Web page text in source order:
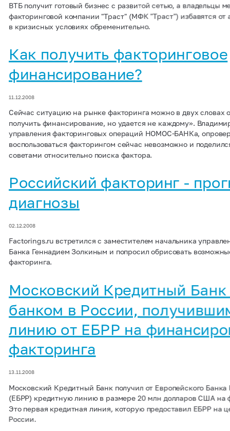
ВТБ получит готовый бизнес с развитой сетью, а владельцы
факторинговой компании "Траст" (МФК "Траст") избавятся от
в кризисных условиях обременительно.
Как получить факторинговое
финансирование?
11.12.2008
Сейчас ситуацию на рынке факторинга можно в двух словах
получить финансирование, но удается не каждому».
управления факторинговых операций НОМОС-БАНКа,
воспользоваться факторингом сейчас невозможно и
советами относительно поиска фактора.
Российский факторинг -
диагнозы
02.12.2008
Factorings.ru встретился с заместителем начальника
Банка Геннадием Золкиным и попросил обрисовать
факторинга.
Московский Кредитный
банком в России,
линию от ЕБРР на
факторинга
13.11.2008
Московский Кредитный Банк получил от Европейского
(ЕБРР) кредитную линию в размере 20 млн долларов США на
Это первая кредитная линия, которую предоставил ЕБРР на
России.